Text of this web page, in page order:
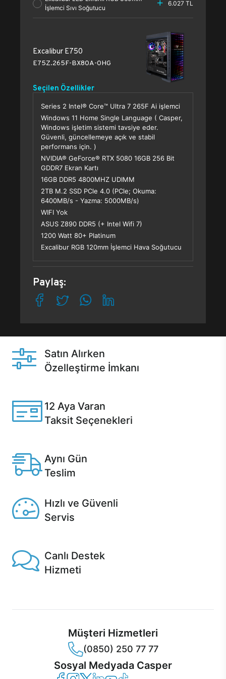
İşlemci Sıvı Soğutucu
6.027 TL
Excalibur E750
E75Z.265F-BX80A-0HG
Seçilen Özellikler
Series 2 Intel® Core™ Ultra 7 265F Ai işlemci
Windows 11 Home Single Language ( Casper,
Windows işletim sistemi tavsiye eder.
Güvenli, güncellemeye açık ve stabil
performans için. )
NVIDIA® GeForce® RTX 5080 16GB 256 Bit
GDDR7 Ekran Kartı
16GB DDR5 4800MHZ UDIMM
2TB M.2 SSD PCle 4.0 (PCle; Okuma:
6400MB/s - Yazma: 5000MB/s)
WIFI Yok
ASUS Z890 DDR5 (+ Intel Wifi 7)
1200 Watt 80+ Platinum
Excalibur RGB 120mm İşlemci Hava Soğutucu
Paylaş:
Satın Alırken
Özelleştirme İmkanı
12 Aya Varan
Taksit Seçenekleri
Aynı Gün
Teslim
Hızlı ve Güvenli
Servis
Canlı Destek
Hizmeti
Müşteri Hizmetleri
(0850) 250 77 77
Sosyal Medyada Casper